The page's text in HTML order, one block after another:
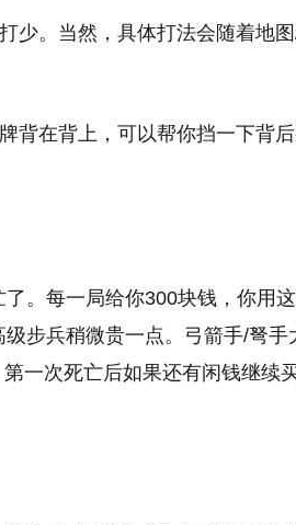
少。当然，具体打法会随着地
背在背上，可以帮你挡一下背
。每一局给你300块钱，你用
步兵稍微贵一点。弓箭手/弩手
一次死亡后如果还有闲钱继续